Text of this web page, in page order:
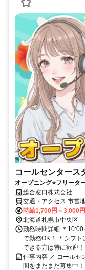
コールセンタース
オープニング⭐フリータ
総合窓口株式会社
交通・アクセス 市営
通駅」徒歩10分
時給1,700円～3,000円
北海道札幌市中央区
勤務時間詳細 ＊
で勤務OK！ ＊シフ
できる方は特に歓迎
仕事内容 ／ コールセ
間をまだまだ募集中